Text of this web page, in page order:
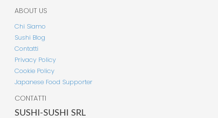
ABOUT US
Chi Siamo
Sushi Blog
Contatti
Privacy Policy
Cookie Policy
Japanese Food Supporter
CONTATTI
SUSHI-SUSHI SRL